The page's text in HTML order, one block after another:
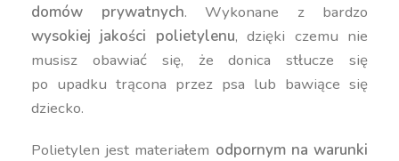
domów prywatnych. Wykonane z bardzo
wysokiej jakości polietylenu, dzięki czemu nie
musisz obawiać się, że donica stłucze się
po upadku trącona przez psa lub bawiące się
dziecko.
Polietylen jest materiałem odpornym na warunki